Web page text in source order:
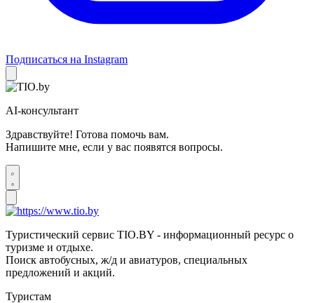
Подписаться на Instagram
AI-консультант
Здравствуйте! Готова помочь вам.
Напишите мне, если у вас появятся вопросы.
Туристический сервис TIO.BY - информационный ресурс о
туризме и отдыхе.
Поиск автобусных, ж/д и авиатуров, специальных
предложений и акций.
Туристам